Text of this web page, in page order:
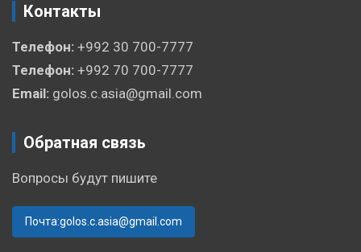
Контакты
Телефон: +992 30 700-7777
Телефон: +992 70 700-7777
Email: golos.c.asia@gmail.com
Обратная связь
Вопросы будут пишите
Почта:golos.c.asia@gmail.com